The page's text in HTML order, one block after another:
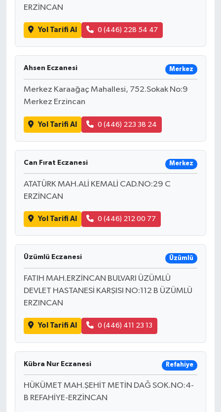
ERZİNCAN
Yol Tarifi Al 0 (446) 228 54 47
Ahsen Eczanesi Merkez
Merkez Karaağaç Mahallesi, 752.Sokak No:9
Merkez Erzincan
Yol Tarifi Al 0 (446) 223 38 24
Can Fırat Eczanesi Merkez
ATATÜRK MAH.ALİ KEMALİ CAD.NO:29 C
ERZİNCAN
Yol Tarifi Al 0 (446) 212 00 77
Üzümlü Eczanesi Üzümlü
FATIH MAH.ERZİNCAN BULVARI ÜZÜMLÜ
DEVLET HASTANESİ KARŞISI NO:112 B ÜZÜMLÜ
ERZINCAN
Yol Tarifi Al 0 (446) 411 23 13
Kübra Nur Eczanesi Refahiye
HÜKÜMET MAH.ŞEHİT METİN DAĞ SOK.NO:4-
B REFAHİYE-ERZİNCAN